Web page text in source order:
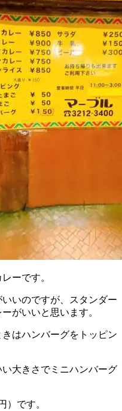
ーです。
いのですが、スタンダー
がいいと思います。
はハンバーグをトッピン
大きさでミニハンバーグ
）です。